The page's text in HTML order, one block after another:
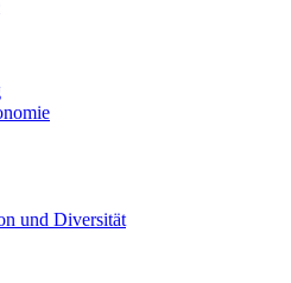
und Diversität